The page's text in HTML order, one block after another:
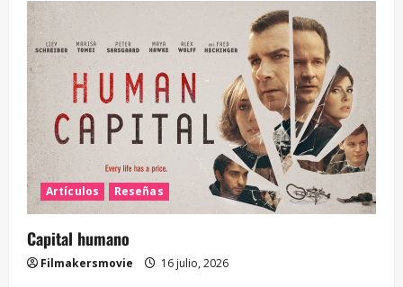
Artículos Reseñas
Capital humano
Filmakersmovie 16 julio, 2026